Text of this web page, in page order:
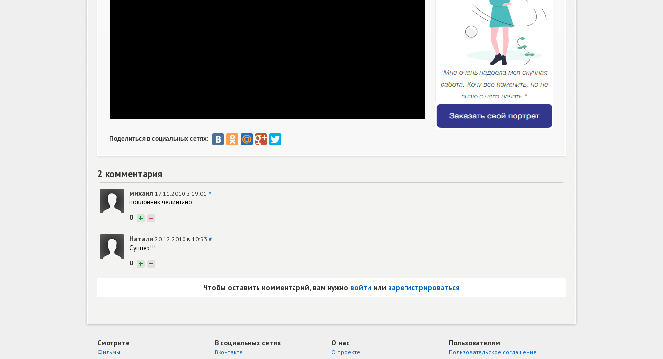
Поделиться в социальных сетях:
2 комментария
михаил 17.11.2010 в 19:01 #
поклонник челинтано
0 + −
Натали 20.12.2010 в 10:53 #
Суппер!!!
0 + −
Чтобы оставить комментарий, вам нужно войти или зарегистрироваться
Смотрите
Фильмы
В социальных сетях
ВКонтакте
О нас
О проекте
Пользователям
Пользовательское соглашение